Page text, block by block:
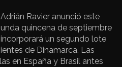
Ravier anunció este
quincena de septiembre
un segundo lote
de Dinamarca. Las
en España y Brasil antes